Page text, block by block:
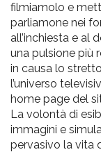
filmiamolo e
parliamone nei
all’inchiesta e al
una pulsione più
in causa lo
l’universo
home page del
La volontà di
immagini e
pervasivo la vita